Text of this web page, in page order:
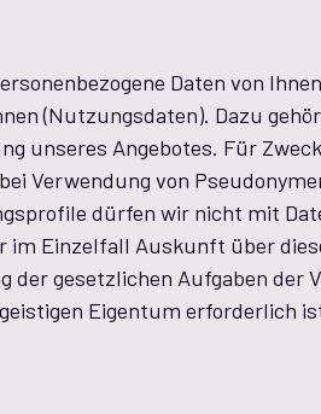
Daten von
(Nutzungsdaten). Dazu
unseres Angebotes. Für
Verwendung von
dürfen wir nicht mit
im Einzelfall Auskunft über
der gesetzlichen Aufgaben
Eigentum erforderlich